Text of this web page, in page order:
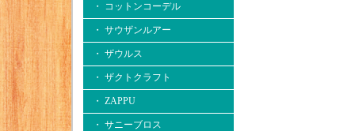
・ コットンコーデル
・ サウザンルアー
・ ザウルス
・ ザクトクラフト
・ ZAPPU
・ サニーブロス